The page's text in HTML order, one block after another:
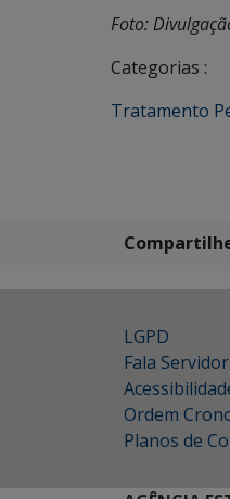
Foto:
Categorias :
Tratamento
LGPD
Fala Servidor
Ordem
Planos de